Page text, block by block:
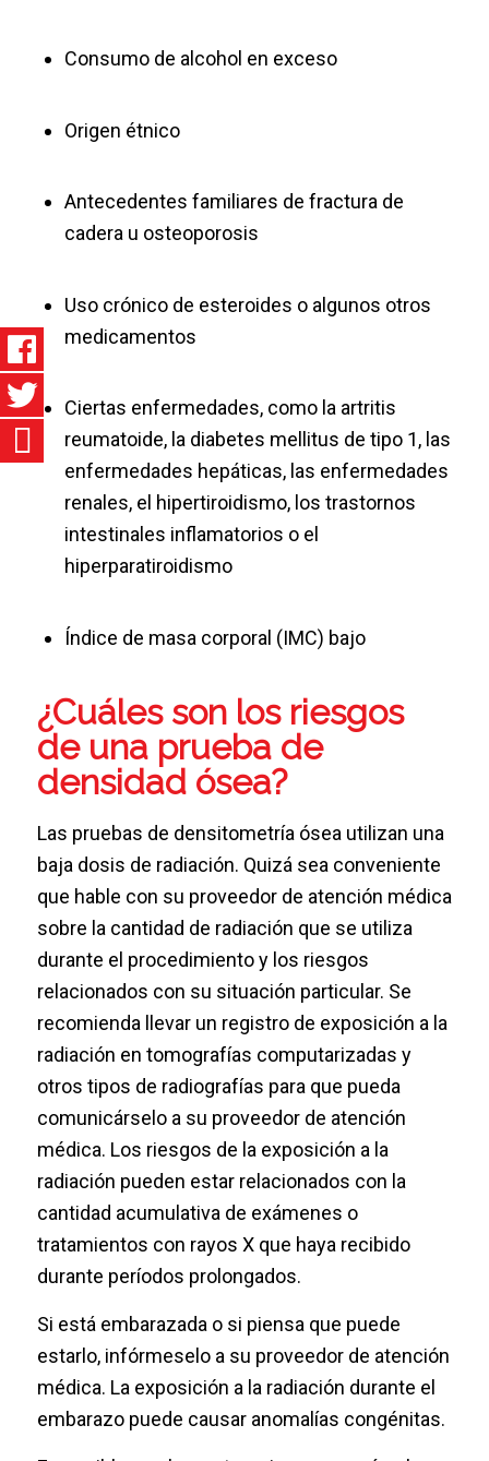
Consumo de alcohol en exceso
Origen étnico
Antecedentes familiares de fractura de
cadera u osteoporosis
Uso crónico de esteroides o algunos otros
medicamentos
Ciertas enfermedades, como la artritis
reumatoide, la diabetes mellitus de tipo 1, las
enfermedades hepáticas, las enfermedades
renales, el hipertiroidismo, los trastornos
intestinales inflamatorios o el
hiperparatiroidismo
Índice de masa corporal (IMC) bajo
¿Cuáles son los riesgos
de una prueba de
densidad ósea?
Las pruebas de densitometría ósea utilizan una
baja dosis de radiación. Quizá sea conveniente
que hable con su proveedor de atención médica
sobre la cantidad de radiación que se utiliza
durante el procedimiento y los riesgos
relacionados con su situación particular. Se
recomienda llevar un registro de exposición a la
radiación en tomografías computarizadas y
otros tipos de radiografías para que pueda
comunicárselo a su proveedor de atención
médica. Los riesgos de la exposición a la
radiación pueden estar relacionados con la
cantidad acumulativa de exámenes o
tratamientos con rayos X que haya recibido
durante períodos prolongados.
Si está embarazada o si piensa que puede
estarlo, infórmeselo a su proveedor de atención
médica. La exposición a la radiación durante el
embarazo puede causar anomalías congénitas.